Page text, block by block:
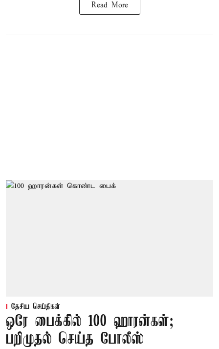
Read More
தேசிய செய்திகள்
ஒரே பைக்கில் 100 ஹாரன்கள்;
பறிமுதல் செய்த போலீஸ்